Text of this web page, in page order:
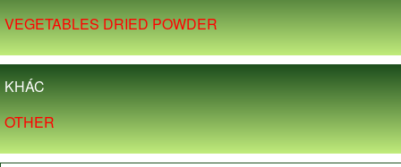
VEGETABLES DRIED POWDER
KHÁC
OTHER